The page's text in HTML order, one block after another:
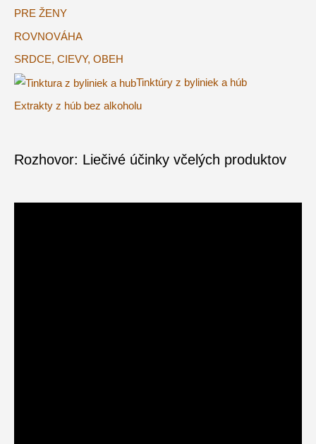
PRE ŽENY
ROVNOVÁHA
SRDCE, CIEVY, OBEH
Tinktúry z byliniek a húb
Extrakty z húb bez alkoholu
Rozhovor: Liečivé účinky včelých produktov